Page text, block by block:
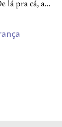
lá pra cá, a...